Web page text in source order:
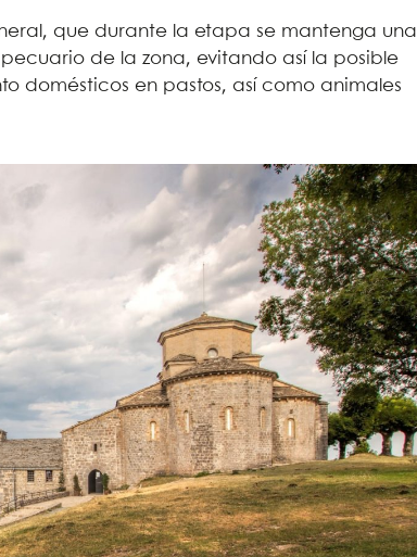
que durante la etapa se mantenga una
de la zona, evitando así la posible
domésticos en pastos, así como animales